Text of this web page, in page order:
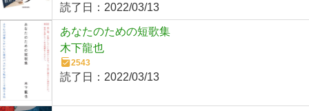
読了日： 2022/03/13
あなたのための短歌集
木下龍也
2543
読了日： 2022/03/13